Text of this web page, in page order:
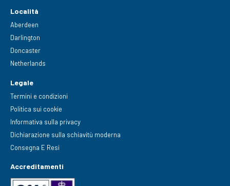
Località
Aberdeen
Darlington
Doncaster
Netherlands
Legale
Termini e condizioni
Politica sui cookie
Informativa sulla privacy
Dichiarazione sulla schiavitù moderna
Consegna E Resi
Accreditamenti